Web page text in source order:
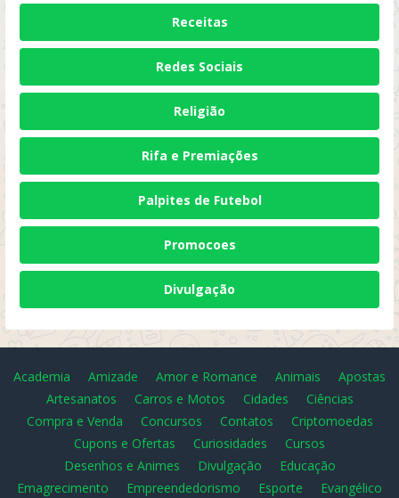
Receitas
Redes Sociais
Religião
Rifa e Premiações
Palpites de Futebol
Promocoes
Divulgação
Academia Amizade Amor e Romance Animais
Apostas
Artesanatos
Carros e Motos Cidades
Ciências
Compra e Venda
Concursos Contatos
Criptomoedas
Cupons e Ofertas
Curiosidades
Cursos
Desenhos e Animes
Divulgação
Educação
Emagrecimento
Empreendedorismo Esporte Evangélico